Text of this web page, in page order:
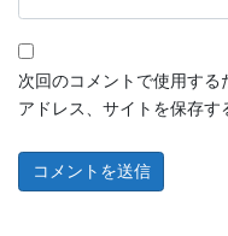
次回のコメントで使用す
アドレス、サイトを保存す